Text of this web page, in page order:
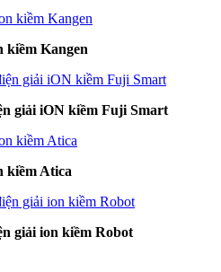
kiềm Kangen
giải iON kiềm Fuji Smart
kiềm Atica
giải ion kiềm Robot